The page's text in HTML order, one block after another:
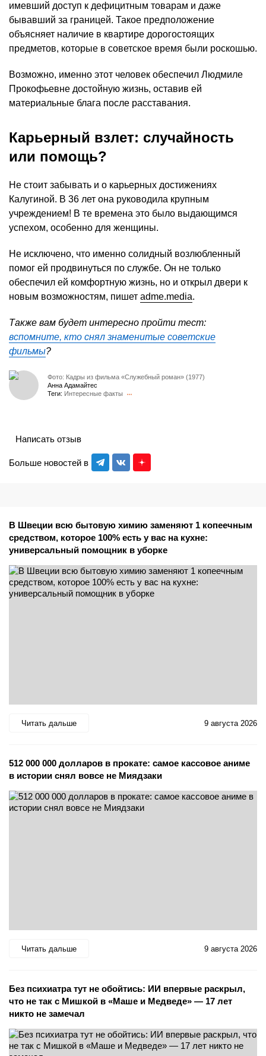
имевший доступ к дефицитным товарам и даже
бывавший за границей. Такое предположение
объясняет наличие в квартире дорогостоящих
предметов, которые в советское время были роскошью.
Возможно, именно этот человек обеспечил Людмиле
Прокофьевне достойную жизнь, оставив ей
материальные блага после расставания.
Карьерный взлет: случайность
или помощь?
Не стоит забывать и о карьерных достижениях
Калугиной. В 36 лет она руководила крупным
учреждением! В те времена это было выдающимся
успехом, особенно для женщины.
Не исключено, что именно солидный возлюбленный
помог ей продвинуться по службе. Он не только
обеспечил ей комфортную жизнь, но и открыл двери к
новым возможностям, пишет adme.media.
Также вам будет интересно пройти тест:
вспомните, кто снял знаменитые советские
фильмы?
Фото: Кадры из фильма «Служебный роман» (1977)
Анна Адамайтес
Теги: Интересные факты
Больше новостей в
Написать отзыв
В Швеции всю бытовую химию заменяют 1 копеечным
средством, которое 100% есть у вас на кухне:
универсальный помощник в уборке
Читать дальше 9 августа 2026
512 000 000 долларов в прокате: самое кассовое аниме
в истории снял вовсе не Миядзаки
Читать дальше 9 августа 2026
Без психиатра тут не обойтись: ИИ впервые раскрыл,
что не так с Мишкой в «Маше и Медведе» — 17 лет
никто не замечал